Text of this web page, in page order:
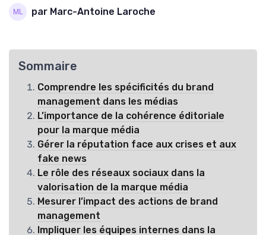
par Marc-Antoine Laroche
Sommaire
Comprendre les spécificités du brand
management dans les médias
L’importance de la cohérence éditoriale
pour la marque média
Gérer la réputation face aux crises et aux
fake news
Le rôle des réseaux sociaux dans la
valorisation de la marque média
Mesurer l’impact des actions de brand
management
Impliquer les équipes internes dans la